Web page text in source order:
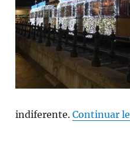
indiferente. Continuar